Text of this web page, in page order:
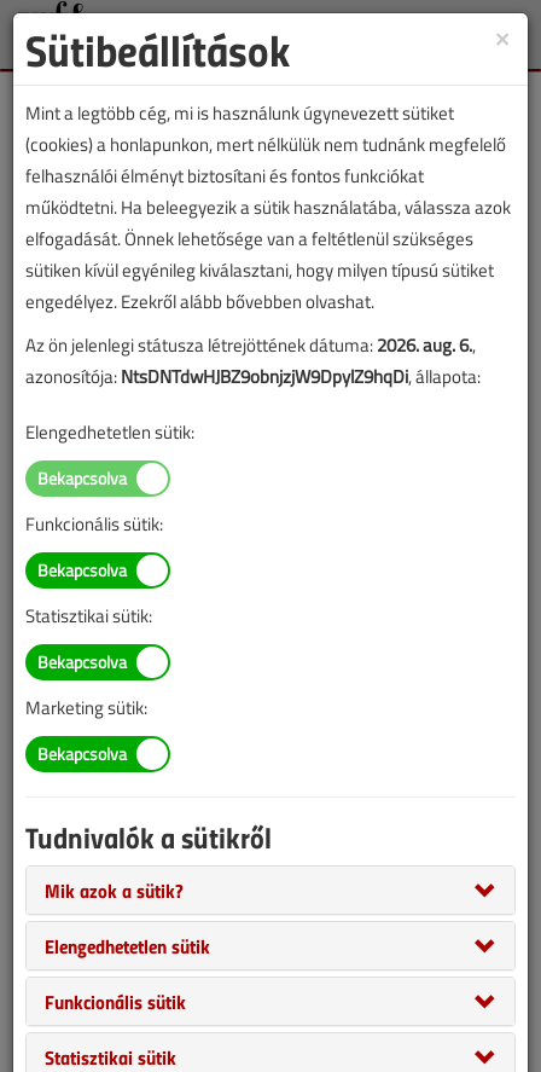
Toggle
Lapszám:
TARTALOM
Szakmakörnyezet
Szakmaiság mindenekelőtt
1.
2022/4. lapszám
Manapság nagyon felértékelődtek az építőiparban tevékenykedő
szakemberek, így az épületgépészet területén is megéri dolgozni.
Óhatatlanul csalja erre a területre a szakmai kompetenciákkal
egyáltalán nem rendelkező szerencselovagokat a gyors
meggazdagodás reménye. Miközben minden szakmaiságot
nélkülöz a tevékenységük, kárt okoznak, ezért a jogosultságokkal
rendelkező jó szakemberek iránt is csökken a bizalom.
×
Sütibeállítások
Mint a legtöbb cég, mi is használunk úgynevezett sütiket
(cookies) a honlapunkon, mert nélkülük nem tudnánk megfelelő
felhasználói élményt biztosítani és fontos funkciókat
működtetni. Ha beleegyezik a sütik használatába, válassza azok
elfogadását. Önnek lehetősége van a feltétlenül szükséges
sütiken kívül egyénileg kiválasztani, hogy milyen típusú sütiket
engedélyez. Ezekről alább bővebben olvashat.
Az ön jelenlegi státusza létrejöttének dátuma:2026. aug. 6.,
azonosítója:NtsDNTdwHJBZ9obnjzjW9DpylZ9hqDi, állapota:
Elengedhetetlen sütik:
Funkcionális sütik:
Statisztikai sütik:
Marketing sütik:
Tudnivalók a sütikről
Mik azok a sütik?
Elengedhetetlen sütik
Funkcionális sütik
Statisztikai sütik